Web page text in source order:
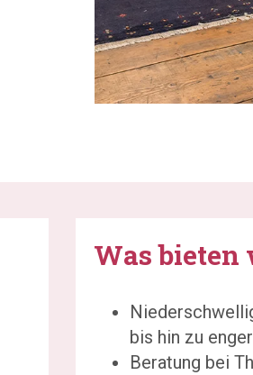
Was bieten
bis hin zu
Beratung bei